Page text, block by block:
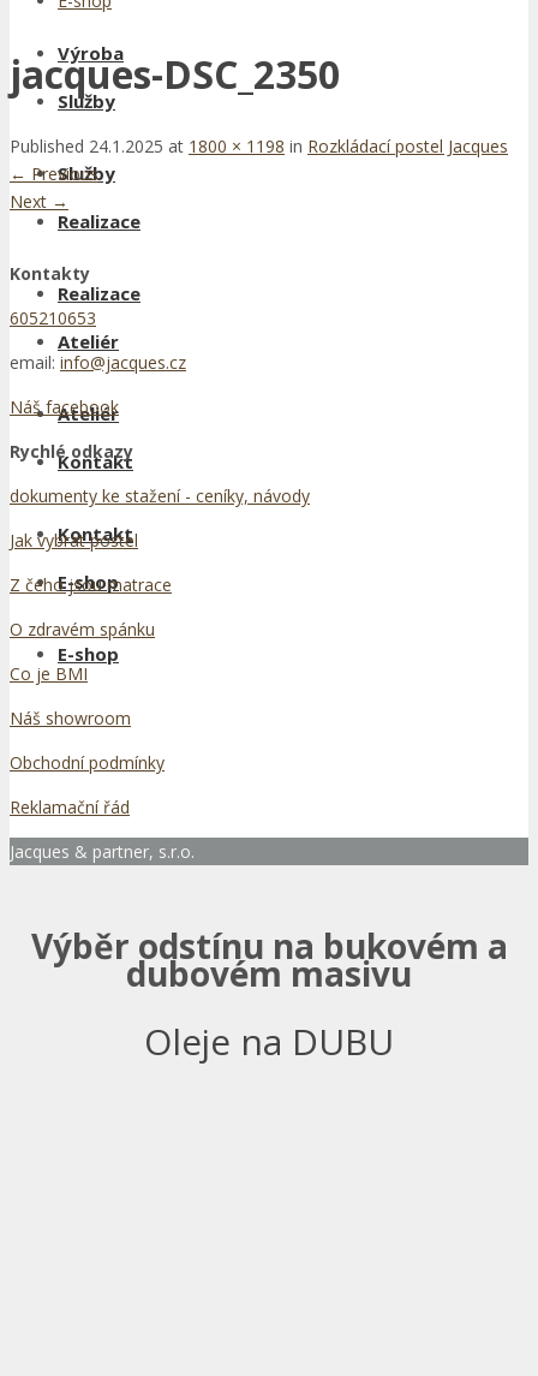
Služby
Realizace
Ateliér
Kontakt
E-shop
Výroba
Služby
Realizace
Ateliér
Kontakt
E-shop
jacques-DSC_2350
Published 24.1.2025 at 1800 × 1198 in Rozkládací postel Jacques
← Previous
Next →
Kontakty
605210653
email: info@jacques.cz
Náš facebook
Rychlé odkazy
dokumenty ke stažení - ceníky, návody
Jak vybrat postel
Z čeho jsou matrace
O zdravém spánku
Co je BMI
Náš showroom
Obchodní podmínky
Reklamační řád
Jacques & partner, s.r.o.
Výběr odstínu na bukovém a
dubovém masivu
Oleje na DUBU